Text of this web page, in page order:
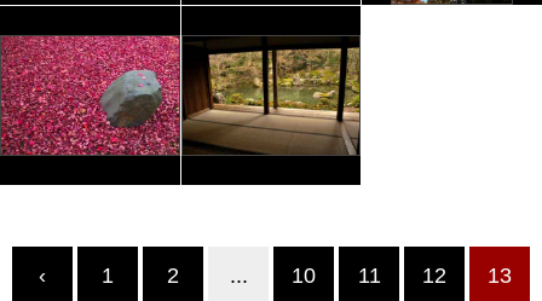
‹ 1 2 ... 10 11 12 13